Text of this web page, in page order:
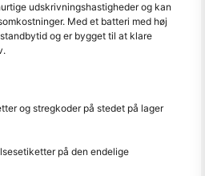
udskrivningshastigheder og kan
Med et batteri med høj
og er bygget til at klare
og stregkoder på stedet på lager
på den endelige